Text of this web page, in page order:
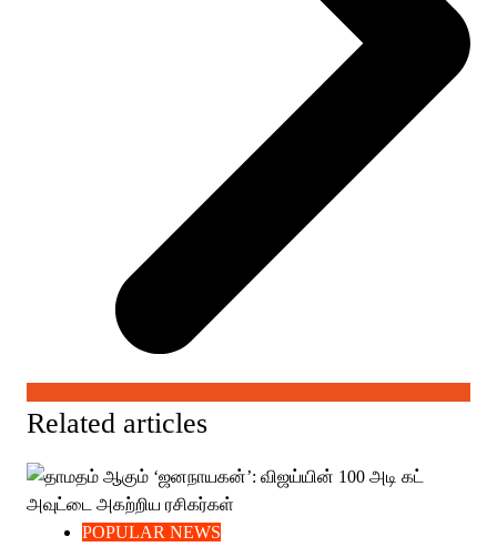
Related articles
POPULAR NEWS